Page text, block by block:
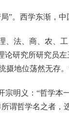
”。西学东渐，
、法、商、农、
研究所研究员
摄地位荡然无存。
宗明义：“哲学本
谓哲学名之者，